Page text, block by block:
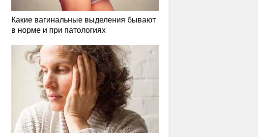
Какие вагинальные выделения бывают
в норме и при патологиях